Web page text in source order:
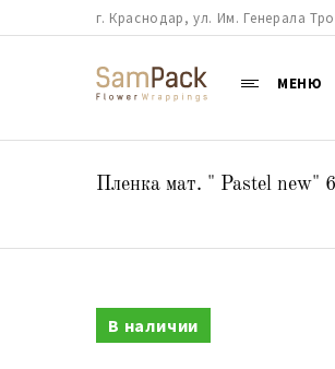
г. Краснодар, ул. Им. Генерала
МЕНЮ
Пленка мат. " Pastel new"
В наличии